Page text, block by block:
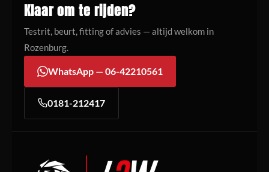
Klaar om te rijden?
Testrit, beurt, fitting of advies — altijd welkom in
Rozenburg.
WhatsApp — 06-42210561
0181-212417